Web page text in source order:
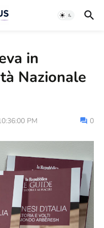
in
Nazionale
PM 0